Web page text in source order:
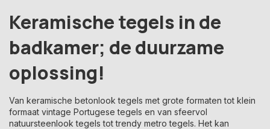
Keramische tegels in de
badkamer; de duurzame
oplossing!
Van keramische betonlook tegels met grote formaten tot klein
formaat vintage Portugese tegels en van sfeervol
natuursteenlook tegels tot trendy metro tegels. Het kan